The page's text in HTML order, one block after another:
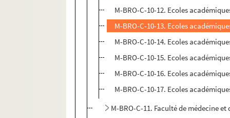
M-BRO-C-10-12. Ecoles
M-BRO-C-10-13. Ecoles
M-BRO-C-10-14. Ecoles
M-BRO-C-10-15. Ecoles
M-BRO-C-10-16. Ecoles
M-BRO-C-10-17. Ecoles
M-BRO-C-11. Faculté de médecine